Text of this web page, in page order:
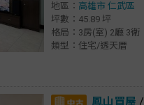
地區： 高雄市 仁武區
坪數：45.89 坪
格局：3房(室) 2廳 3衛
類型：住宅/透天厝
鳳山買屋 /